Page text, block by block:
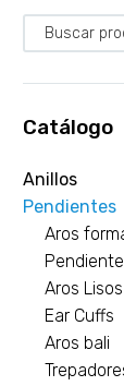
Catálogo
Anillos
Pendientes
Aros
Aros Lisos
Ear Cuffs
Aros bali